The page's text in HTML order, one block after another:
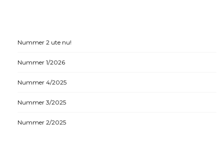
Nummer 2 ute nu!
Nummer 1/2026
Nummer 4/2025
Nummer 3/2025
Nummer 2/2025